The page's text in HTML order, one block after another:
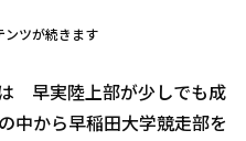
ンツが続きます
早実陸上部が少しでも成
から早稲田大学競走部を